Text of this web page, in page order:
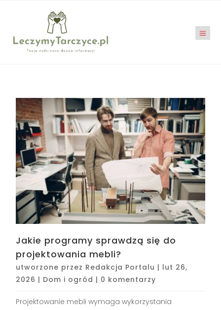
Jakie programy sprawdzą się do
projektowania mebli?
utworzone przez Redakcja Portalu | lut 26,
2026 | Dom i ogród | 0 komentarzy
Projektowanie mebli wymaga wykorzystania